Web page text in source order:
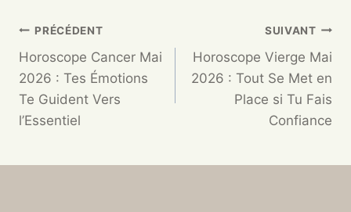
PRÉCÉDENT
Horoscope Cancer Mai
2026 : Tes Émotions
Te Guident Vers
l’Essentiel
SUIVANT
Horoscope Vierge Mai
2026 : Tout Se Met en
Place si Tu Fais
Confiance